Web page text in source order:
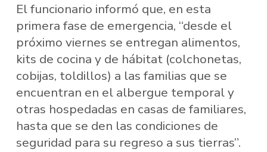
El funcionario informó que, en esta
primera fase de emergencia, “desde el
próximo viernes se entregan alimentos,
kits de cocina y de hábitat (colchonetas,
cobijas, toldillos) a las familias que se
encuentran en el albergue temporal y
otras hospedadas en casas de familiares,
hasta que se den las condiciones de
seguridad para su regreso a sus tierras”.